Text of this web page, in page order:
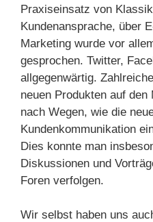
Praxiseinsatz von
Kundenansprache, über
Marketing wurde vor
gesprochen. Twitter,
allgegenwärtig.
neuen Produkten auf
nach Wegen, wie die
Kundenkommunikation
Dies konnte man
Diskussionen und
Foren verfolgen.
Wir selbst haben uns